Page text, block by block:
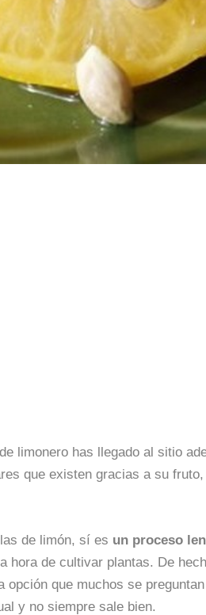
limonero has llegado al sitio
que existen gracias a su
de limón, sí es un proceso
hora de cultivar plantas. De
opción que muchos se
y no siempre sale bien.